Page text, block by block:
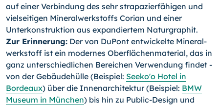
auf einer Verbindung des sehr strapazierfähigen und
vielseitigen Mineralwerkstoffs Corian und einer
Unterkonstruktion aus expandiertem Naturgraphit.
Zur Erinnerung: Der von DuPont entwickelte Mineral­
werkstoff ist ein modernes Oberflächenmaterial, das in
ganz unterschiedlichen Berei­chen Verwendung findet -
von der Gebäudehülle (Beispiel: Seeko'o Hotel in
Bordeaux) über die Innenarchitektur (Beispiel: BMW
Museum in München) bis hin zu Public-Design und